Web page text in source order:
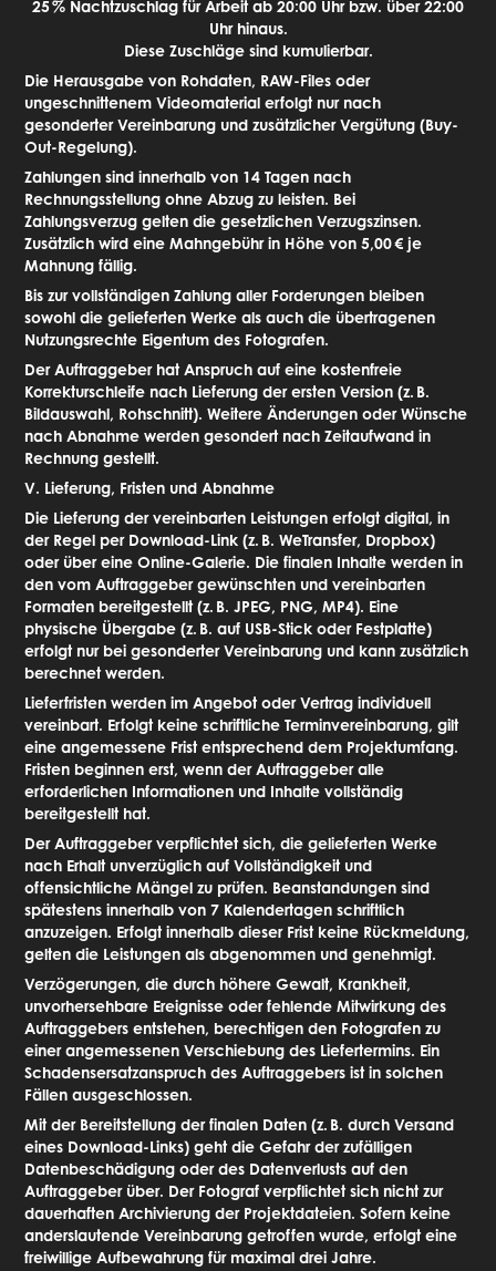
25% Nachtzuschlag für Arbeit ab 20:00 Uhr bzw. über 22:00
Uhr hinaus.
Diese Zuschläge sind kumulierbar.
Die Herausgabe von Rohdaten, RAW-Files oder
ungeschnittenem Videomaterial erfolgt nur nach
gesonderter Vereinbarung und zusätzlicher Vergütung (Buy-
Out-Regelung).
Zahlungen sind innerhalb von 14 Tagen nach
Rechnungsstellung ohne Abzug zu leisten. Bei
Zahlungsverzug gelten die gesetzlichen Verzugszinsen.
Zusätzlich wird eine Mahngebühr in Höhe von 5,00€ je
Mahnung fällig.
Bis zur vollständigen Zahlung aller Forderungen bleiben
sowohl die gelieferten Werke als auch die übertragenen
Nutzungsrechte Eigentum des Fotografen.
Der Auftraggeber hat Anspruch auf eine kostenfreie
Korrekturschleife nach Lieferung der ersten Version (z. B.
Bildauswahl, Rohschnitt). Weitere Änderungen oder Wünsche
nach Abnahme werden gesondert nach Zeitaufwand in
Rechnung gestellt.
V. Lieferung, Fristen und Abnahme
Die Lieferung der vereinbarten Leistungen erfolgt digital, in
der Regel per Download-Link (z. B. WeTransfer, Dropbox)
oder über eine Online-Galerie. Die finalen Inhalte werden in
den vom Auftraggeber gewünschten und vereinbarten
Formaten bereitgestellt (z. B. JPEG, PNG, MP4). Eine
physische Übergabe (z. B. auf USB-Stick oder Festplatte)
erfolgt nur bei gesonderter Vereinbarung und kann zusätzlich
berechnet werden.
Lieferfristen werden im Angebot oder Vertrag individuell
vereinbart. Erfolgt keine schriftliche Terminvereinbarung, gilt
eine angemessene Frist entsprechend dem Projektumfang.
Fristen beginnen erst, wenn der Auftraggeber alle
erforderlichen Informationen und Inhalte vollständig
bereitgestellt hat.
Der Auftraggeber verpflichtet sich, die gelieferten Werke
nach Erhalt unverzüglich auf Vollständigkeit und
offensichtliche Mängel zu prüfen. Beanstandungen sind
spätestens innerhalb von 7 Kalendertagen schriftlich
anzuzeigen. Erfolgt innerhalb dieser Frist keine Rückmeldung,
gelten die Leistungen als abgenommen und genehmigt.
Verzögerungen, die durch höhere Gewalt, Krankheit,
unvorhersehbare Ereignisse oder fehlende Mitwirkung des
Auftraggebers entstehen, berechtigen den Fotografen zu
einer angemessenen Verschiebung des Liefertermins. Ein
Schadensersatzanspruch des Auftraggebers ist in solchen
Fällen ausgeschlossen.
Mit der Bereitstellung der finalen Daten (z. B. durch Versand
eines Download-Links) geht die Gefahr der zufälligen
Datenbeschädigung oder des Datenverlusts auf den
Auftraggeber über. Der Fotograf verpflichtet sich nicht zur
dauerhaften Archivierung der Projektdateien. Sofern keine
anderslautende Vereinbarung getroffen wurde, erfolgt eine
freiwillige Aufbewahrung für maximal drei Jahre.